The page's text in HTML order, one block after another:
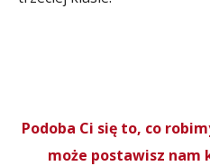
Podoba Ci się to, co
może postawisz nam